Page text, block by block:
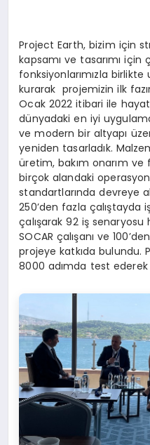
Project Earth, bizim için
kapsamı ve tasarımı
fonksiyonlarımızla
kurarak projemizin ilk
Ocak 2022 itibari ile
dünyadaki en iyi
ve modern bir altyapı
yeniden tasarladık.
üretim, bakım onarım
birçok alandaki
standartlarında devreye
250’den fazla
çalışarak 92 iş senaryosu
SOCAR çalışanı ve
projeye katkıda bulundu.
8000 adımda test ederek